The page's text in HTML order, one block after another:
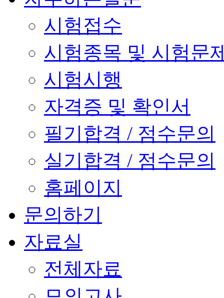
시험접수
시험종목 및 시험문
시험시행
자격증 및 확인서
필기합격 / 점수문의
실기합격 / 점수문의
홈페이지
문의하기
자료실
전체자료